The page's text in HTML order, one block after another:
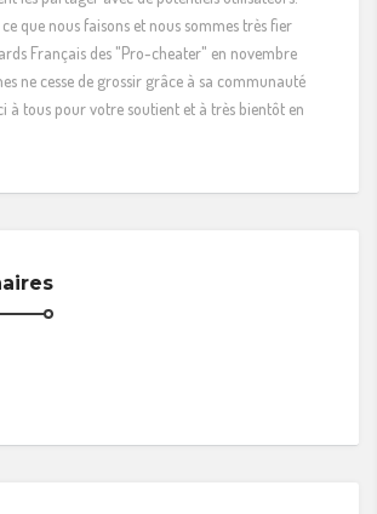
que nous faisons et nous sommes très fier
Français des "Pro-cheater" en novembre
ne cesse de grossir grâce à sa communauté
à tous pour votre soutient et à très bientôt en